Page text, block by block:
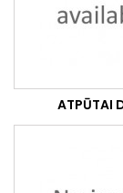
ATPŪTAI